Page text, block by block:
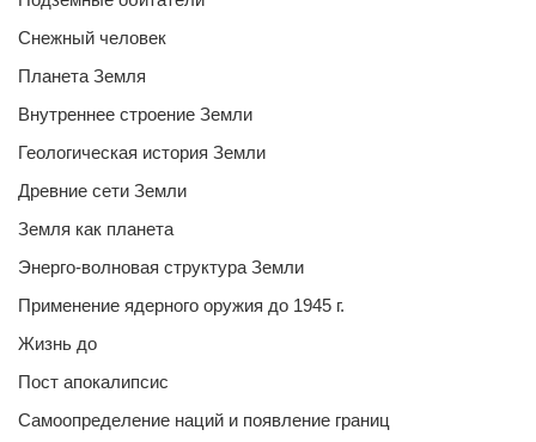
Снежный человек
Планета Земля
Внутреннее строение Земли
Геологическая история Земли
Древние сети Земли
Земля как планета
Энерго-волновая структура Земли
Применение ядерного оружия до 1945 г.
Жизнь до
Пост апокалипсис
Самоопределение наций и появление границ